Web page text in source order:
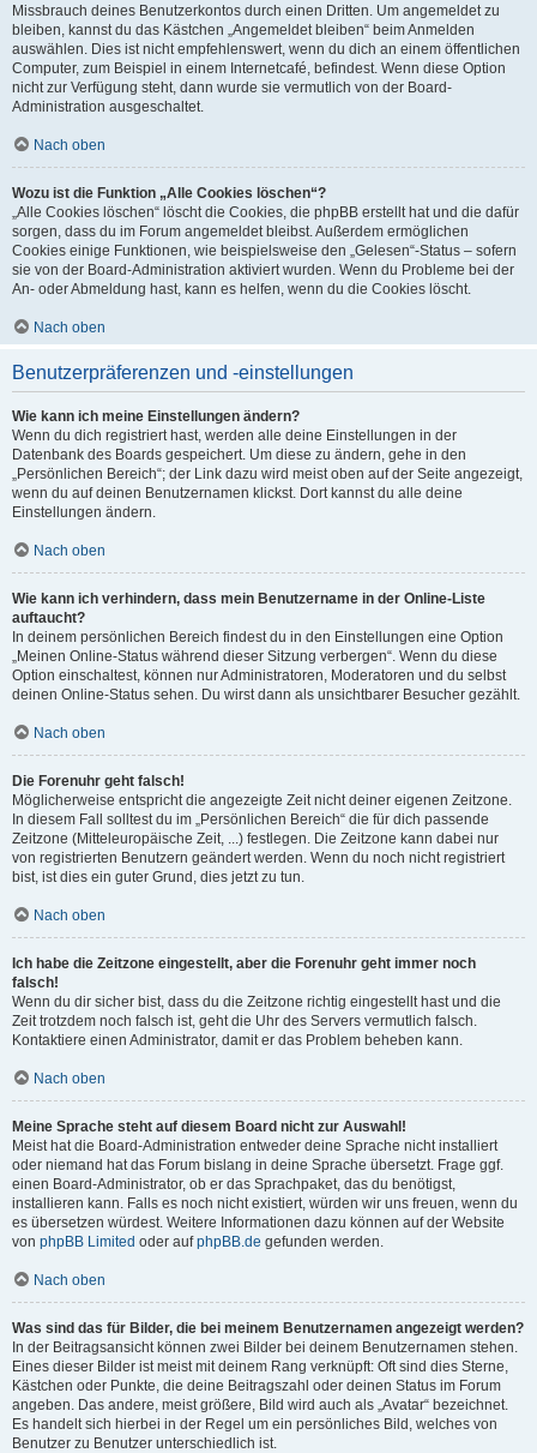
Missbrauch deines Benutzerkontos durch einen Dritten. Um angemeldet zu
bleiben, kannst du das Kästchen „Angemeldet bleiben“ beim Anmelden
auswählen. Dies ist nicht empfehlenswert, wenn du dich an einem öffentlichen
Computer, zum Beispiel in einem Internetcafé, befindest. Wenn diese Option
nicht zur Verfügung steht, dann wurde sie vermutlich von der Board-
Administration ausgeschaltet.
Nach oben
Wozu ist die Funktion „Alle Cookies löschen“?
„Alle Cookies löschen“ löscht die Cookies, die phpBB erstellt hat und die dafür
sorgen, dass du im Forum angemeldet bleibst. Außerdem ermöglichen
Cookies einige Funktionen, wie beispielsweise den „Gelesen“-Status – sofern
sie von der Board-Administration aktiviert wurden. Wenn du Probleme bei der
An- oder Abmeldung hast, kann es helfen, wenn du die Cookies löscht.
Nach oben
Benutzerpräferenzen und -einstellungen
Wie kann ich meine Einstellungen ändern?
Wenn du dich registriert hast, werden alle deine Einstellungen in der
Datenbank des Boards gespeichert. Um diese zu ändern, gehe in den
„Persönlichen Bereich“; der Link dazu wird meist oben auf der Seite angezeigt,
wenn du auf deinen Benutzernamen klickst. Dort kannst du alle deine
Einstellungen ändern.
Nach oben
Wie kann ich verhindern, dass mein Benutzername in der Online-Liste
auftaucht?
In deinem persönlichen Bereich findest du in den Einstellungen eine Option
„Meinen Online-Status während dieser Sitzung verbergen“. Wenn du diese
Option einschaltest, können nur Administratoren, Moderatoren und du selbst
deinen Online-Status sehen. Du wirst dann als unsichtbarer Besucher gezählt.
Nach oben
Die Forenuhr geht falsch!
Möglicherweise entspricht die angezeigte Zeit nicht deiner eigenen Zeitzone.
In diesem Fall solltest du im „Persönlichen Bereich“ die für dich passende
Zeitzone (Mitteleuropäische Zeit, ...) festlegen. Die Zeitzone kann dabei nur
von registrierten Benutzern geändert werden. Wenn du noch nicht registriert
bist, ist dies ein guter Grund, dies jetzt zu tun.
Nach oben
Ich habe die Zeitzone eingestellt, aber die Forenuhr geht immer noch
falsch!
Wenn du dir sicher bist, dass du die Zeitzone richtig eingestellt hast und die
Zeit trotzdem noch falsch ist, geht die Uhr des Servers vermutlich falsch.
Kontaktiere einen Administrator, damit er das Problem beheben kann.
Nach oben
Meine Sprache steht auf diesem Board nicht zur Auswahl!
Meist hat die Board-Administration entweder deine Sprache nicht installiert
oder niemand hat das Forum bislang in deine Sprache übersetzt. Frage ggf.
einen Board-Administrator, ob er das Sprachpaket, das du benötigst,
installieren kann. Falls es noch nicht existiert, würden wir uns freuen, wenn du
es übersetzen würdest. Weitere Informationen dazu können auf der Website
von phpBB Limited oder aufphpBB.de gefunden werden.
Nach oben
Was sind das für Bilder, die bei meinem Benutzernamen angezeigt werden?
In der Beitragsansicht können zwei Bilder bei deinem Benutzernamen stehen.
Eines dieser Bilder ist meist mit deinem Rang verknüpft: Oft sind dies Sterne,
Kästchen oder Punkte, die deine Beitragszahl oder deinen Status im Forum
angeben. Das andere, meist größere, Bild wird auch als „Avatar“ bezeichnet.
Es handelt sich hierbei in der Regel um ein persönliches Bild, welches von
Benutzer zu Benutzer unterschiedlich ist.